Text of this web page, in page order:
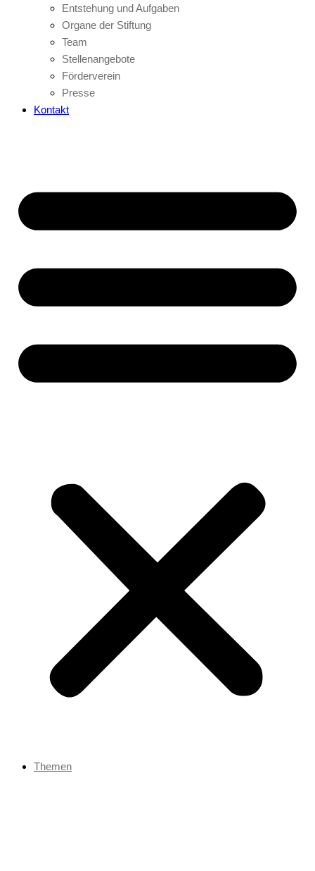
Entstehung und Aufgaben
Organe der Stiftung
Team
Stellenangebote
Förderverein
Presse
Kontakt
Themen